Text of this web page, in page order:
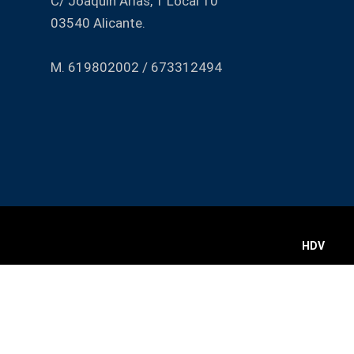
03540 Alicante.
M. 619802002 / 673312494
HDV